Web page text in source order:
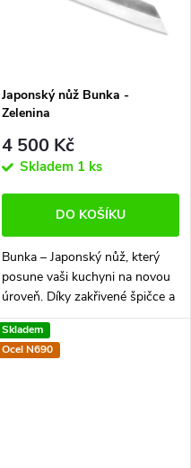
Japonský nůž Bunka -
Zelenina
4 500 Kč
Skladem 1 ks
DO KOŠÍKU
Bunka – Japonský nůž, který
posune vaši kuchyni na novou
úroveň. Díky zakřivené špičce a
dokonale vyvážené čepeli,
Bunka je ideální pro každý úkol
– od jemného krájení zeleniny...
Skladem
Ocel N690